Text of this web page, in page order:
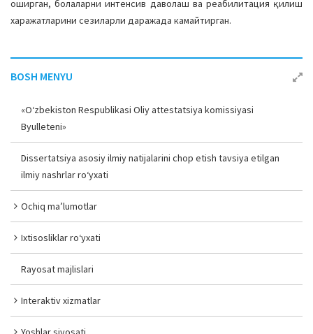
оширган, болаларни интенсив даволаш ва реабилитация қилиш
харажатларини сезиларли даражада камайтирган.
BOSH MENYU
«O‘zbekiston Respublikasi Oliy attestatsiya komissiyasi
Byulleteni»
Dissertatsiya asosiy ilmiy natijalarini chop etish tavsiya etilgan
ilmiy nashrlar ro‘yxati
Ochiq ma’lumotlar
Ixtisosliklar ro‘yxati
Rayosat majlislari
Interaktiv xizmatlar